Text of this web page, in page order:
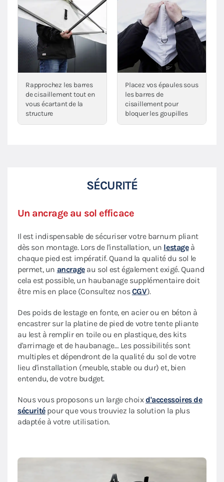
Rapprochez les barres
de cisaillement tout en
vous écartant de la
structure
Placez vos épaules sous
les barres de
cisaillement pour
bloquer les goupilles
SÉCURITÉ
Un ancrage au sol efficace
Il est indispensable de sécuriser votre barnum pliant
dès son montage. Lors de l'installation, un lestageà
chaque pied est impératif. Quand la qualité du sol le
permet, un ancrageau sol est également exigé. Quand
cela est possible, un haubanage supplémentaire doit
être mis en place (Consultez nosCGV).
Des poids de lestage en fonte, en acier ou en béton à
encastrer sur la platine de pied de votre tente pliante
au lest à remplir en toile ou en plastique, des kits
d'arrimage et de haubanage… Les possibilités sont
multiples et dépendront de la qualité du sol de votre
lieu d'installation (meuble, stable ou dur) et, bien
entendu, de votre budget.
Nous vous proposons un large choixd'accessoires de
sécuritépour que vous trouviez la solution la plus
adaptée à votre utilisation.